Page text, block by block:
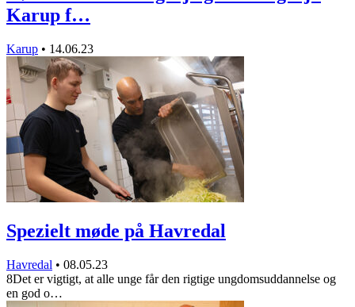
Karup f…
Karup • 14.06.23
Spezielt møde på Havredal
Havredal • 08.05.23
8Det er vigtigt, at alle unge får den rigtige ungdomsuddannelse og
en god o…